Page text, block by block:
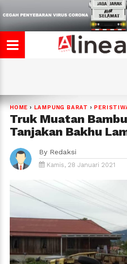
HOME › LAMPUNG BARAT ›
Truk Muatan
Tanjakan Bakhu
By Redaksi
Kamis, 28 Januari 2021